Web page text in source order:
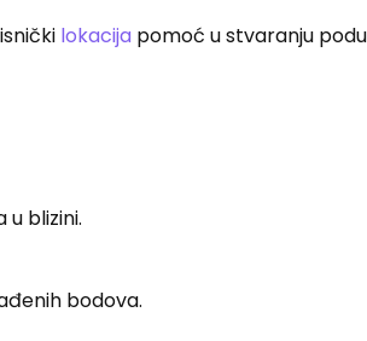
lokacija pomoć u stvaranju
blizini.
bodova.